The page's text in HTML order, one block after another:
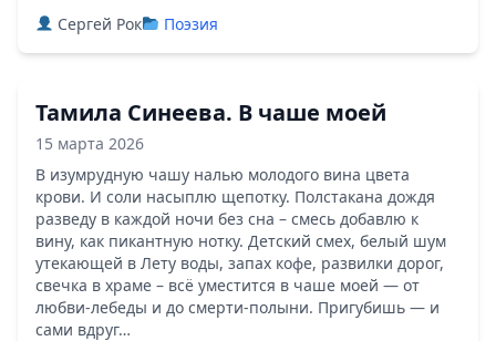
Сергей Рок
Поэзия
Тамила Синеева. В чаше моей
15 марта 2026
В изумрудную чашу налью молодого вина цвета
крови. И соли насыплю щепотку. Полстакана дождя
разведу в каждой ночи без сна – смесь добавлю к
вину, как пикантную нотку. Детский смех, белый шум
утекающей в Лету воды, запах кофе, развилки дорог,
свечка в храме – всё уместится в чаше моей — от
любви-лебеды и до смерти-полыни. Пригубишь — и
сами вдруг…